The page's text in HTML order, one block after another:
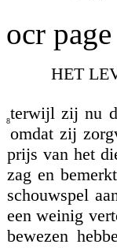
ocr
HET
8terwijl zij nu
omdat zij
prijs van het
zag en
schouwspel
een weinig
bewezen